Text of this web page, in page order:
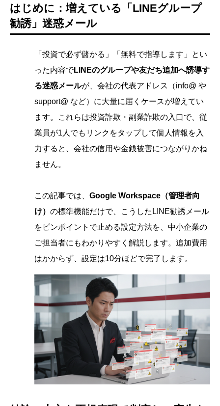
はじめに：増えている「LINEグループ
勧誘」迷惑メール
「投資で必ず儲かる」「無料で指導します」とい
った内容でLINEのグループや友だち追加へ誘導す
る迷惑メールが、会社の代表アドレス（info@ や
support@ など）に大量に届くケースが増えてい
ます。これらは投資詐欺・副業詐欺の入口で、従
業員が1人でもリンクをタップして個人情報を入
力すると、会社の信用や金銭被害につながりかね
ません。
この記事では、 Google Workspace（管理者向
け） の標準機能だけで、こうしたLINE勧誘メール
をピンポイントで止める設定方法を、中小企業の
ご担当者にもわかりやすく解説します。追加費用
はかからず、設定は10分ほどで完了します。